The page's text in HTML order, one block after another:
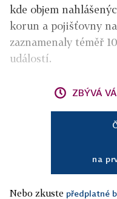
kde objem
korun a pojišťovny
zaznamenaly téměř
událostí.
ZBÝVÁ
na
Nebo zkuste předplatné